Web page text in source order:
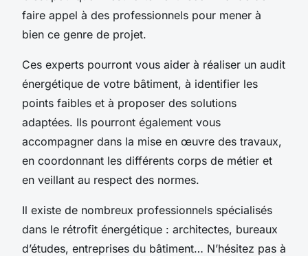
faire appel à des professionnels pour mener à
bien ce genre de projet.
Ces experts pourront vous aider à réaliser un audit
énergétique de votre bâtiment, à identifier les
points faibles et à proposer des solutions
adaptées. Ils pourront également vous
accompagner dans la mise en œuvre des travaux,
en coordonnant les différents corps de métier et
en veillant au respect des normes.
Il existe de nombreux professionnels spécialisés
dans le rétrofit énergétique : architectes, bureaux
d’études, entreprises du bâtiment… N’hésitez pas à